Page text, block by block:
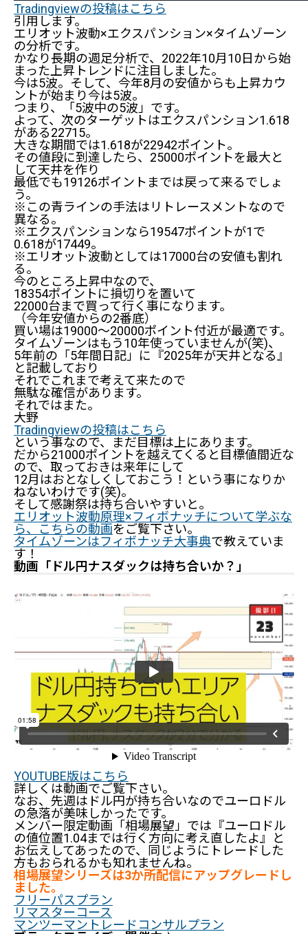
Tradingviewの投稿はこちら
引用します。
エリオット波動×エクスパンション×タイムゾーン
の分析です。
かなり長期の週足分析で、2022年10月10日から始
まった上昇トレンドに注目しました。
今は5波。そして、今年8月の安値からも上昇カウ
ントが始まり今は5波。
つまり、「5波中の5波」です。
よって、次のターゲットはエクスパンション1.618
がある22715。
大きな期間では1.618が22942ポイント。
その値段に到達したら、25000ポイントを最大と
して天井を作り
最低でも19126ポイントまでは戻って来るでしょ
う。
※この青ラインの手法はリトレースメントなので
異なる。
※エクスパンションなら19547ポイントが1で
0.618が17449。
※エリオット波動としては17000台の安値も割れ
る。
今のところ上昇中なので、
18354ポイントに損切りを置いて
22000台まで買って行く事になります。
（今年安値からの2番底）
買い場は19000～20000ポイント付近が最適です。
タイムゾーンはもう10年使っていませんが(笑)、
5年前の「5年間日記」に『2025年が天井となる』
と記載しており
それでこれまで考えて来たので
無駄な確信があります。
それではまた。
大野
Tradingviewの投稿はこちら
という事なので、まだ目標は上にあります。
だから21000ポイントを越えてくると目標値間近な
ので、取っておきは来年にして
12月はおとなしくしておこう！という事になりか
ねないわけです(笑)。
そして感謝祭は持ち合いやすいと。
エリオット波動原理×フィボナッチについて学ぶな
ら、こちらの動画をご覧下さい。
タイムゾーンはフィボナッチ大事典で教えていま
す！
動画「ドル円ナスダックは持ち合いか？」
YOUTUBE版はこちら
詳しくは動画でご覧下さい。
なお、先週はドル円が持ち合いなのでユーロドル
の急落が美味しかったです。
メンバー限定動画「相場展望」では『ユーロドル
の値位置1.04までは行く方向に考え直したよ』と
お伝えしてあったので、同じようにトレードした
方もおられるかも知れませんね。
相場展望シリーズは3か所配信にアップグレードし
ました。
フリーパスプラン
リマスターコース
マンツーマントレードコンサルプラン